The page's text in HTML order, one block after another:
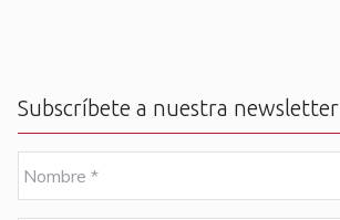
Subscríbete a nuestra newsletter
o
m